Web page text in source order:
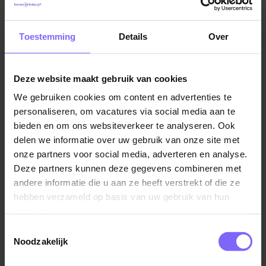
Toestemming Details Over
Deze website maakt gebruik van cookies
We gebruiken cookies om content en advertenties te
personaliseren, om vacatures via social media aan te
bieden en om ons websiteverkeer te analyseren. Ook
delen we informatie over uw gebruik van onze site met
onze partners voor social media, adverteren en analyse.
Deze partners kunnen deze gegevens combineren met
andere informatie die u aan ze heeft verstrekt of die ze
hebben verzameld op basis van uw gebruik van hun
Noodzakelijk
Beleid
middelen en een tijdpad die op elkaar aansluiten. De
om de eerder gestelde doelstellingen te halen. Beleid
hangt nauw samen met bestuur, wat juist duidt op het
toezien van de naleving van het beleid. In een
beleidsfunctie creëer je een beleid en bij een functie
in het bestuur zorg je ervoor dat dit wordt nageleefd.
Sterke communicatie tussen de partijen is hierdoor
ook van belang.
Management
ofwel bedrijfsvoering heeft te maken